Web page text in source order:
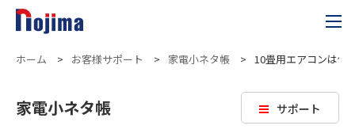
ホーム > お客様サポート > 家電小ネタ帳 > 10畳用エアコンは何
サポート
家電小ネタ帳